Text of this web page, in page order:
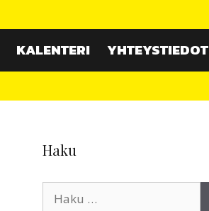
KALENTERI YHTEYSTIEDOT
Haku